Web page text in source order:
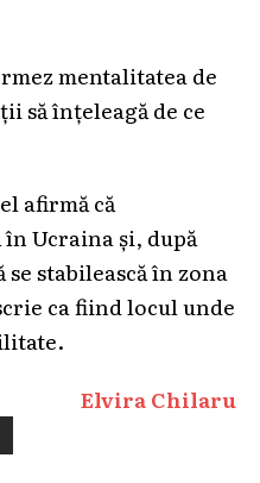
mentalitatea de
să înțeleagă de ce
afirmă că
Ucraina și, după
stabilească în zona
ca fiind locul unde
Elvira Chilaru